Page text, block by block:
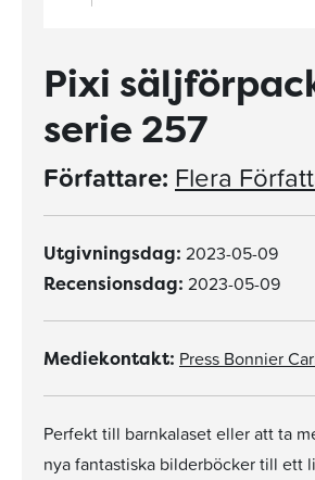
Pixi
serie 257
Författare: Flera
Utgivningsdag: 2023-05-09
Recensionsdag: 2023-05-09
Mediekontakt: Press Bonnier
Perfekt till barnkalaset eller att ta
nya fantastiska bilderböcker till ett